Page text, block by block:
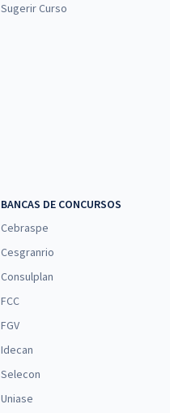
Sugerir Curso
BANCAS DE CONCURSOS
Cebraspe
Cesgranrio
Consulplan
FCC
FGV
Idecan
Selecon
Uniase